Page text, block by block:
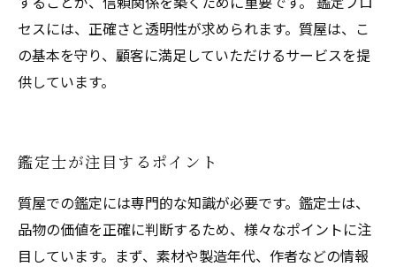
セスには、正確さと透明性が求められます。質屋は、こ
の基本を守り、顧客に満足していただけるサービスを提
供しています。
鑑定士が注目するポイント
質屋での鑑定には専門的な知識が必要です。鑑定士は、
品物の価値を正確に判断するため、様々なポイントに注
目しています。まず、素材や製造年代、作者などの情報